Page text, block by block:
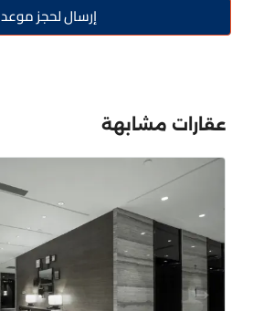
إرسال لحجز موعد
عقارات مشابهة